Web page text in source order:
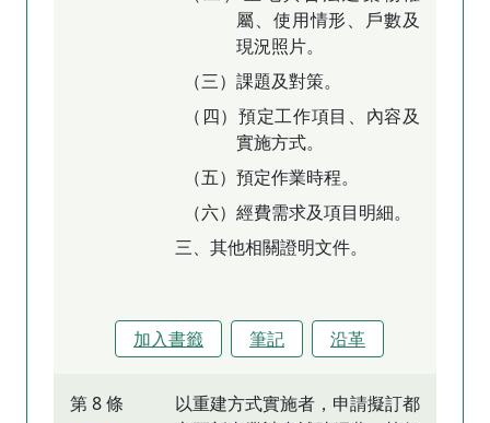
屬、使用情形、戶數及
現況照片。
（三）課題及對策。
（四）預定工作項目、內容及
實施方式。
（五）預定作業時程。
（六）經費需求及項目明細。
三、其他相關證明文件。
加入書籤 筆記 沿革
第 8 條
以重建方式實施者，申請擬訂都